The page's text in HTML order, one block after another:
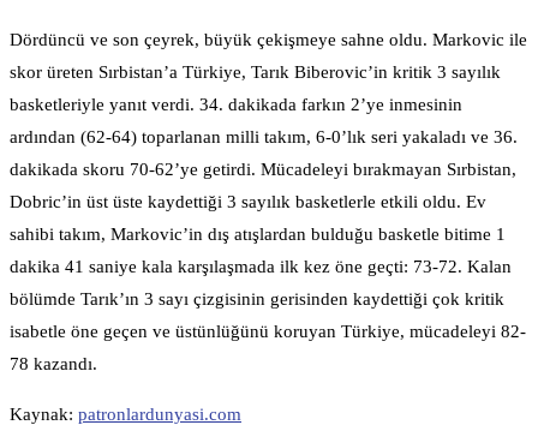
Dördüncü ve son çeyrek, büyük çekişmeye sahne oldu. Markovic ile
skor üreten Sırbistan’a Türkiye, Tarık Biberovic’in kritik 3 sayılık
basketleriyle yanıt verdi. 34. dakikada farkın 2’ye inmesinin
ardından (62-64) toparlanan milli takım, 6-0’lık seri yakaladı ve 36.
dakikada skoru 70-62’ye getirdi. Mücadeleyi bırakmayan Sırbistan,
Dobric’in üst üste kaydettiği 3 sayılık basketlerle etkili oldu. Ev
sahibi takım, Markovic’in dış atışlardan bulduğu basketle bitime 1
dakika 41 saniye kala karşılaşmada ilk kez öne geçti: 73-72. Kalan
bölümde Tarık’ın 3 sayı çizgisinin gerisinden kaydettiği çok kritik
isabetle öne geçen ve üstünlüğünü koruyan Türkiye, mücadeleyi 82-
78 kazandı.
Kaynak: patronlardunyasi.com